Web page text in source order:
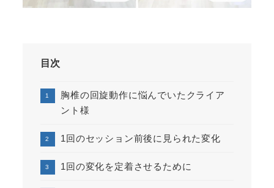
目次
胸椎の回旋動作に悩んでいたクライア
ント様
1回のセッション前後に見られた変化
1回の変化を定着させるために